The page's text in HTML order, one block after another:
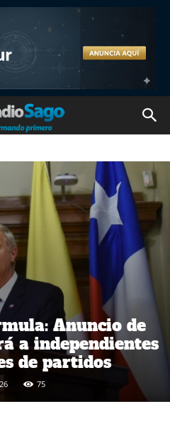
Anuncio de
a independientes
de partidos
75